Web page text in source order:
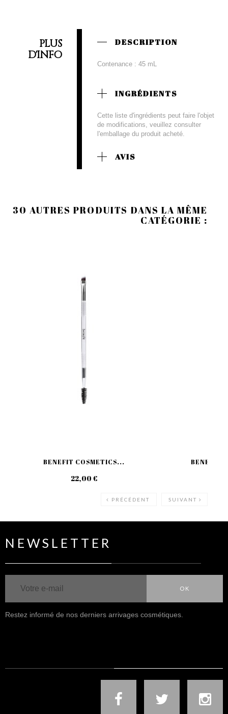
PLUS
D'INFO
DESCRIPTION
Contenance : 45 mL
INGRÉDIENTS
Cette liste d'ingrédients peut faire l'objet
de modifications, veuillez consulter
l'emballage du produit acheté.
AVIS
30 AUTRES PRODUITS DANS LA MÊME
CATÉGORIE :
BENEFIT COSMETICS...
22,00 €
BENEFIT
PRÉCÉDENT SUIVANT
NEWSLETTER
OK
Restez informé de nos derniers arrivages cosmétiques.